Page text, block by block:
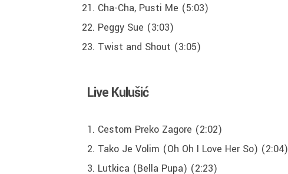
Cha-Cha, Pusti Me (5:03)
Peggy Sue (3:03)
Twist and Shout (3:05)
Live Kulušić
Cestom Preko Zagore (2:02)
Tako Je Volim (Oh Oh I Love Her So) (2:04)
Lutkica (Bella Pupa) (2:23)